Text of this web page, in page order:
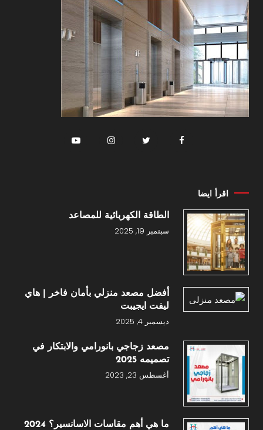
اقرأ ايضا
الطاقة الكهربائية للمصاعد
سبتمبر 19, 2025
أفضل مصعد منزلي بأمان فاخر | هاي
ليفت ايجيبت
ديسمبر 4, 2025
مصعد زجاجي بانورامي والابتكار في
تصميمه 2025
أغسطس 23, 2023
ما هي أهم مقاسات الاسانسير؟ 2024